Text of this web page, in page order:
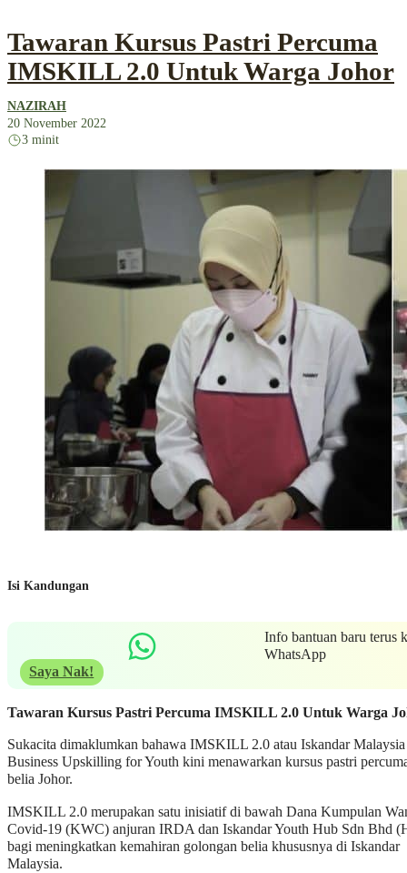
Tawaran Kursus Pastri Percuma
IMSKILL 2.0 Untuk Warga Johor
NAZIRAH
20 November 2022
3 minit
Isi Kandungan
Info bantuan baru terus
WhatsApp
Saya Nak!
Tawaran Kursus Pastri Percuma IMSKILL 2.0 Untuk Warga
Sukacita dimaklumkan bahawa IMSKILL 2.0 atau Iskandar Malaysia
Business Upskilling for Youth kini menawarkan kursus pastri
belia Johor.
IMSKILL 2.0 merupakan satu inisiatif di bawah Dana Kumpulan
Covid-19 (KWC) anjuran IRDA dan Iskandar Youth Hub Sdn Bhd
bagi meningkatkan kemahiran golongan belia khususnya di Iskandar
Malaysia.